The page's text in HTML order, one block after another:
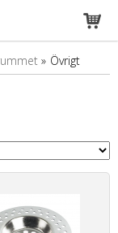
» Övrigt